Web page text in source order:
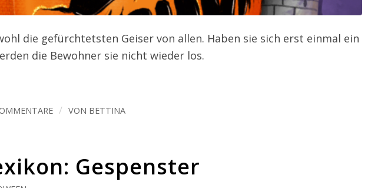
die gefürchtetsten Geiser von allen. Haben sie sich erst einmal ein
die Bewohner sie nicht wieder los.
/ VON BETTINA
Gespenster